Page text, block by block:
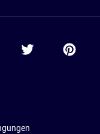
Accor TwitterAccor